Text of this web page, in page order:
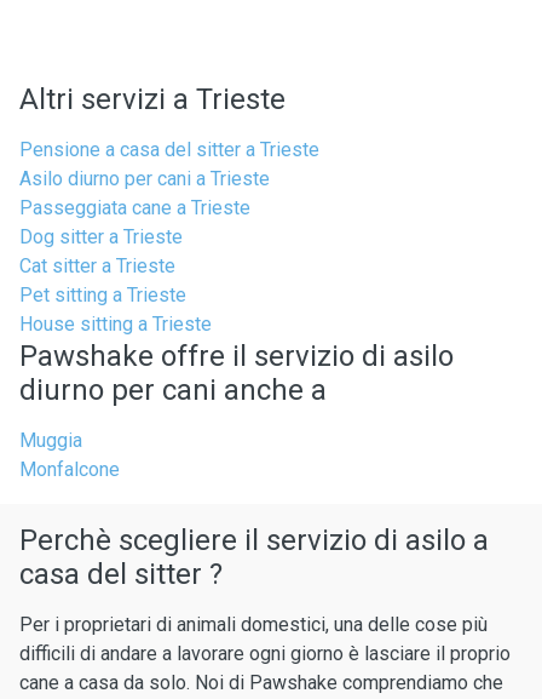
Altri servizi a Trieste
Pensione a casa del sitter a Trieste
Asilo diurno per cani a Trieste
Passeggiata cane a Trieste
Dog sitter a Trieste
Cat sitter a Trieste
Pet sitting a Trieste
House sitting a Trieste
Pawshake offre il servizio di asilo
diurno per cani anche a
Muggia
Monfalcone
Perchè scegliere il servizio di asilo a
casa del sitter ?
Per i proprietari di animali domestici, una delle cose più
difficili di andare a lavorare ogni giorno è lasciare il proprio
cane a casa da solo. Noi di Pawshake comprendiamo che